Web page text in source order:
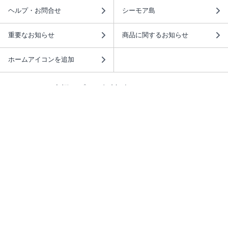
ヘルプ・お問合せ シーモア島
重要なお知らせ 商品に関するお知らせ
ホームアイコンを追加